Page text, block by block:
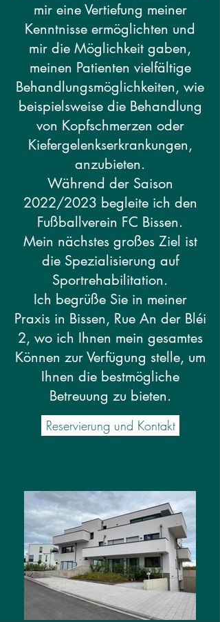
mir eine Vertiefung meiner
Kenntnisse ermöglichten und
mir die Möglichkeit gaben,
meinen Patienten vielfältige
Behandlungsmöglichkeiten, wie
beispielsweise die Behandlung
von Kopfschmerzen oder
Kiefergelenkserkrankungen,
anzubieten.
Während der Saison
2022/2023 begleite ich den
Fußballverein FC Bissen.
Mein nächstes großes Ziel ist
die Spezialisierung auf
Sportrehabilitation.
Ich begrüße Sie in meiner
Praxis in Bissen, Rue An der Bléi
2, wo ich Ihnen mein gesamtes
Können zur Verfügung stelle, um
Ihnen die bestmögliche
Betreuung zu bieten.
Reservierung und Kontakt